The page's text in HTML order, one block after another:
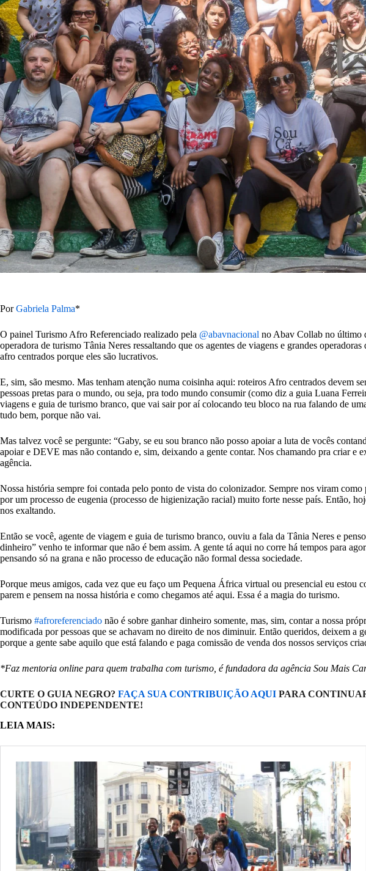
PorGabriela Palma*
O painel Turismo Afro Referenciado realizado pela @abavnacional no Abav Collab no último
operadora de turismo Tânia Neres ressaltando que os agentes de viagens e grandes
afro centrados porque eles são lucrativos.
E, sim, são mesmo. Mas tenham atenção numa coisinha aqui: roteiros Afro centrados
pessoas pretas para o mundo, ou seja, pra todo mundo consumir (como diz a guia Luana
viagens e guia de turismo branco, que vai sair por aí colocando teu bloco na rua falando de
tudo bem, porque não vai.
Mas talvez você se pergunte: “Gaby, se eu sou branco não posso apoiar a luta de vocês
apoiar e DEVE mas não contando e, sim, deixando a gente contar. Nos chamando pra criar e
agência.
Nossa história sempre foi contada pelo ponto de vista do colonizador. Sempre nos viram como
por um processo de eugenia (processo de higienização racial) muito forte nesse país. Então,
nos exaltando.
Então se você, agente de viagem e guia de turismo branco, ouviu a fala da Tânia Neres e
dinheiro” venho te informar que não é bem assim. A gente tá aqui no corre há tempos para
pensando só na grana e não processo de educação não formal dessa sociedade.
Porque meus amigos, cada vez que eu faço um Pequena África virtual ou presencial eu estou
parem e pensem na nossa história e como chegamos até aqui. Essa é a magia do turismo.
Turismo #afroreferenciado não é sobre ganhar dinheiro somente, mas, sim, contar a nossa
modificada por pessoas que se achavam no direito de nos diminuir. Então queridos, deixem a
porque a gente sabe aquilo que está falando e paga comissão de venda dos nossos serviços
*Faz mentoria online para quem trabalha com turismo, é fundadora da agência Sou Mais
CURTE O GUIA NEGRO? FAÇA SUA CONTRIBUIÇÃO AQUI PARA
CONTEÚDO INDEPENDENTE!
LEIA MAIS: